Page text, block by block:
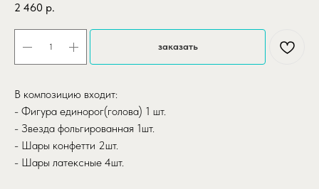
2 460 р.
заказать
В композицию входит:
- Фигура единорог(голова) 1 шт.
- Звезда фольгированная 1шт.
- Шары конфетти 2шт.
- Шары латексные 4шт.